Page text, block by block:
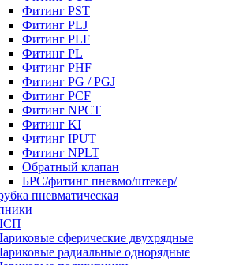
Фитинг PST
Фитинг PLJ
Фитинг PLF
Фитинг PL
Фитинг PHF
Фитинг PG / PGJ
Фитинг PCF
Фитинг NPCT
Фитинг KI
Фитинг IPUT
Фитинг NPLT
Обратный клапан
БРС/фитинг пневмо/штекер/
пневматическая
сферические двухрядные
радиальные однорядные